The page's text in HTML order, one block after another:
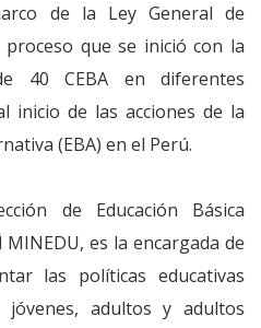
de la Ley General de
proceso que se inició con la
40 CEBA en diferentes
inicio de las acciones de la
(EBA) en el Perú.
de Educación Básica
es la encargada de
las políticas educativas
adultos y adultos